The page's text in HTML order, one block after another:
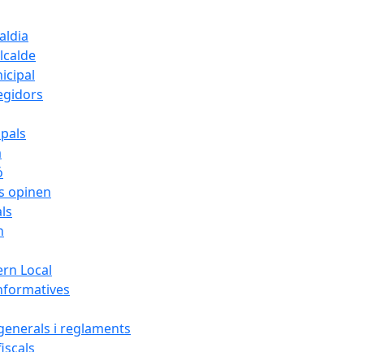
opinen
Local
i reglaments